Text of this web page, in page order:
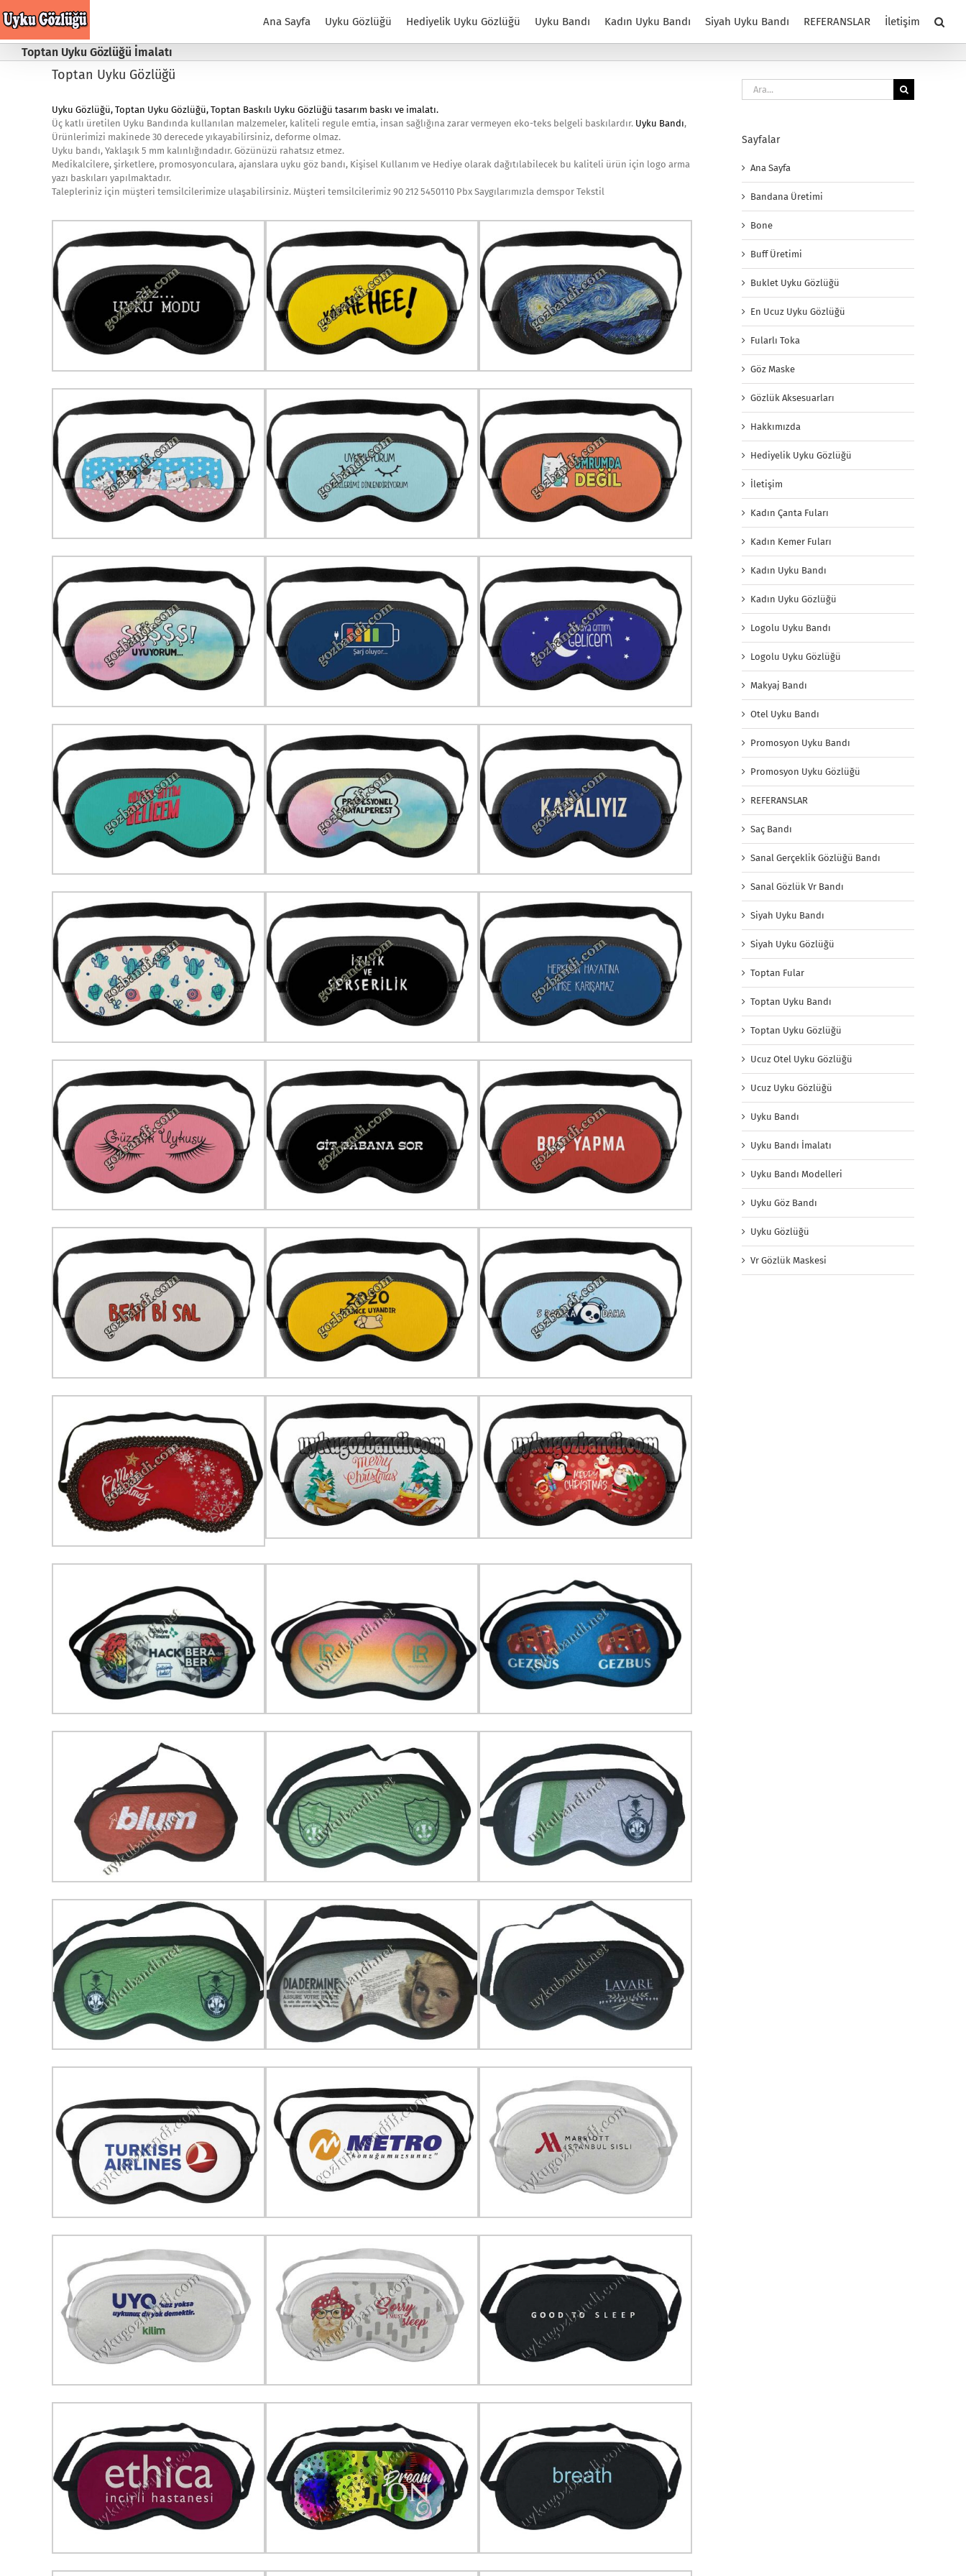
to
Ana Sayfa Uyku Gözlüğü Hediyelik Uyku Gözlüğü Uyku Bandı Kadın Uyku Bandı Siyah Uyku Bandı REFERANSLAR İletişim
Toptan Uyku Gözlüğü İmalatı
Toptan Uyku Gözlüğü
Uyku Gözlüğü, Toptan Uyku Gözlüğü, Toptan Baskılı Uyku Gözlüğü tasarım baskı ve imalatı.
Üç katlı üretilen Uyku Bandında kullanılan malzemeler, kaliteli regule emtia, insan sağlığına zarar vermeyen eko-teks belgeli baskılardır. Uyku Bandı,
Ürünlerimizi makinede 30 derecede yıkayabilirsiniz, deforme olmaz.
Uyku bandı, Yaklaşık 5 mm kalınlığındadır. Gözünüzü rahatsız etmez.
Medikalcilere, şirketlere, promosyonculara, ajanslara uyku göz bandı, Kişisel Kullanım ve Hediye olarak dağıtılabilecek bu kaliteli ürün için logo arma
yazı baskıları yapılmaktadır.
Talepleriniz için müşteri temsilcilerimize ulaşabilirsiniz. Müşteri temsilcilerimiz 90 212 5450110 Pbx Saygılarımızla demspor Tekstil
Ara:
Sayfalar
Ana Sayfa
Bandana Üretimi
Bone
Buff Üretimi
Buklet Uyku Gözlüğü
En Ucuz Uyku Gözlüğü
Fularlı Toka
Göz Maske
Gözlük Aksesuarları
Hakkımızda
Hediyelik Uyku Gözlüğü
İletişim
Kadın Çanta Fuları
Kadın Kemer Fuları
Kadın Uyku Bandı
Kadın Uyku Gözlüğü
Logolu Uyku Bandı
Logolu Uyku Gözlüğü
Makyaj Bandı
Otel Uyku Bandı
Promosyon Uyku Bandı
Promosyon Uyku Gözlüğü
REFERANSLAR
Saç Bandı
Sanal Gerçeklik Gözlüğü Bandı
Sanal Gözlük Vr Bandı
Siyah Uyku Bandı
Siyah Uyku Gözlüğü
Toptan Fular
Toptan Uyku Bandı
Toptan Uyku Gözlüğü
Ucuz Otel Uyku Gözlüğü
Ucuz Uyku Gözlüğü
Uyku Bandı
Uyku Bandı İmalatı
Uyku Bandı Modelleri
Uyku Göz Bandı
Uyku Gözlüğü
Vr Gözlük Maskesi